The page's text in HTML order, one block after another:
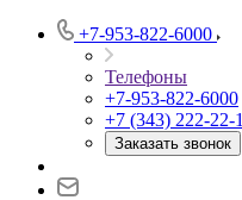
+7-953-822-6000
Телефоны
+7-953-822-6000
+7 (343) 222-22-
Заказать звонок